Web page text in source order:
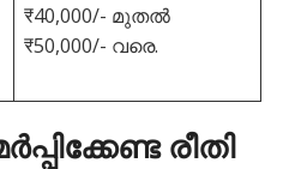
₹40,000/- മുതൽ
₹50,000/- വരെ.
രീതി